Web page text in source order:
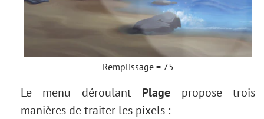
Remplissage = 75
Le menu déroulant Plage propose trois
manières de traiter les pixels :